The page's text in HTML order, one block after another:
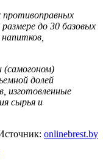
противоправных
до 30 базовых
(самогоном)
долей
изготовленные
сырья и
onlinebrest.by